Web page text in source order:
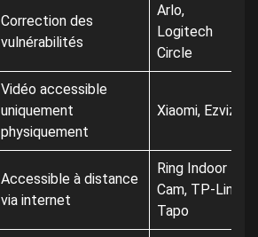
Correction des
vulnérabilités
Arlo,
Logitech
Circle
Vidéo accessible
uniquement
physiquement
Xiaomi, Ezviz
Accessible à distance
via internet
Ring Indoor
Cam, TP-Link
Tapo